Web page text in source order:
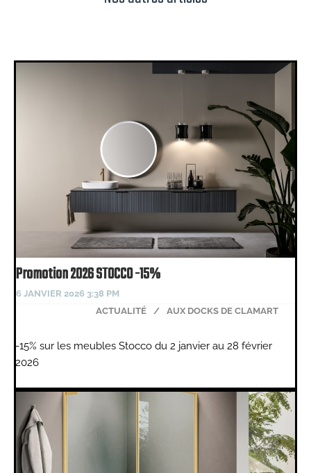
Promotion 2026 STOCCO -15%
6 JANVIER 2026 3:38 PM
ACTUALITÉ
/ AUX DOCKS DE CLAMART
-15% sur les meubles Stocco du 2 janvier au 28 février
2026